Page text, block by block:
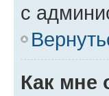
с
Как мне